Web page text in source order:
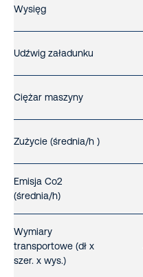
Wysięg
Udźwig załadunku
Ciężar maszyny
Zużycie (średnia/h )
Emisja Co2
(średnia/h)
Wymiary
transportowe (dł x
szer. x wys.)